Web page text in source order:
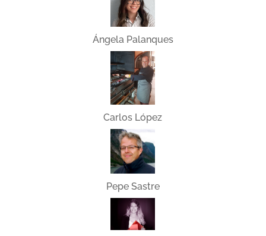
Ángela Palanques
Carlos López
Pepe Sastre